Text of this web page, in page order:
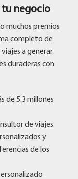
tu negocio
muchos premios
completo de
a generar
duraderas con
de 5.3 millones
de viajes
y
de los